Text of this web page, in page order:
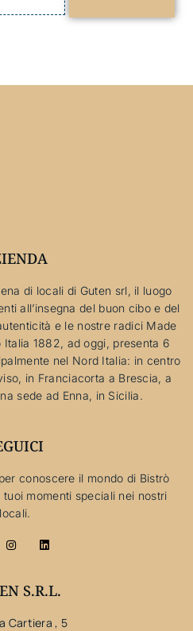
di locali di Guten srl, il luogo
all’insegna del buon cibo e del
e le nostre radici Made
1882, ad oggi, presenta 6
nel Nord Italia: in centro
in Franciacorta a Brescia, a
sede ad Enna, in Sicilia.
conoscere il mondo di Bistrò
momenti speciali nei nostri
locali.
S.R.L.
Cartiera , 5